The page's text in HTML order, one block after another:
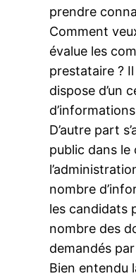
prendre
Comment
évalue les
prestataire ? Il
dispose d’un
D’autre part
public dans le
nombre
les candidats
nombre des
demandés
Bien entendu